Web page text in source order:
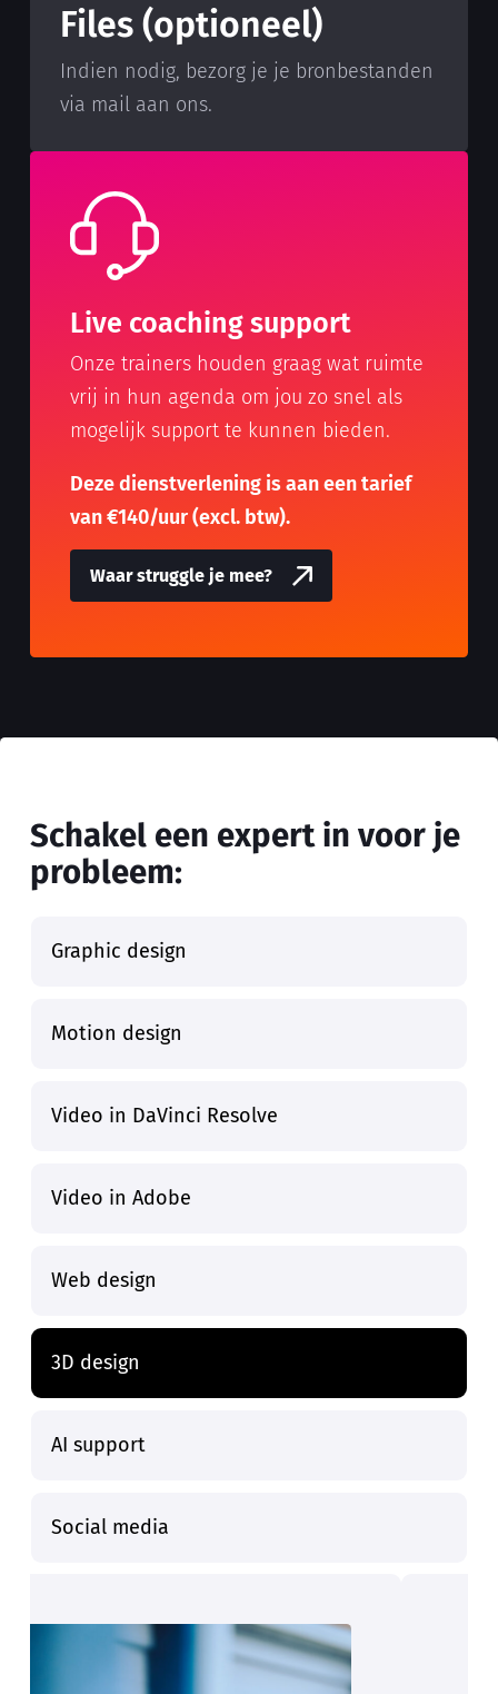
Files (optioneel)
Indien nodig, bezorg je je bronbestanden
via mail aan ons.
Live coaching support
Onze trainers houden graag wat ruimte
vrij in hun agenda om jou zo snel als
mogelijk support te kunnen bieden.
Deze dienstverlening is aan een tarief
van €140/uur (excl. btw).
Waar struggle je mee?
Schakel een expert in voor je
probleem:
Content creation
Graphic design
Motion design
Video in DaVinci Resolve
Video in Adobe
Web design
3D design
AI support
Social media